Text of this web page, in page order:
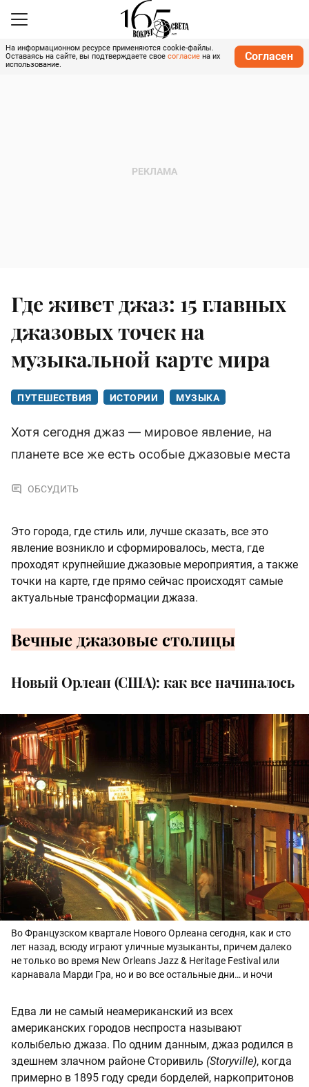
На информационном ресурсе применяются cookie-файлы.
Оставаясь на сайте, вы подтверждаете свое согласие на их
использование.
Согласен
Где живет джаз: 15 главных
джазовых точек на
музыкальной карте мира
ПУТЕШЕСТВИЯ ИСТОРИИ МУЗЫКА
Хотя сегодня джаз — мировое явление, на
планете все же есть особые джазовые места
ОБСУДИТЬ
Это города, где стиль или, лучше сказать, все это
явление возникло и сформировалось, места, где
проходят крупнейшие джазовые мероприятия, а также
точки на карте, где прямо сейчас происходят самые
актуальные трансформации джаза.
Вечные джазовые столицы
Новый Орлеан (США): как все начиналось
Во Французском квартале Нового Орлеана сегодня, как и сто
лет назад, всюду играют уличные музыканты, причем далеко
не только во время New Orleans Jazz & Heritage Festival или
карнавала Марди Гра, но и во все остальные дни… и ночи
Едва ли не самый неамериканский из всех
американских городов неспроста называют
колыбелью джаза. По одним данным, джаз родился в
здешнем злачном районе Сторивиль (Storyville), когда
примерно в 1895 году среди борделей, наркопритонов